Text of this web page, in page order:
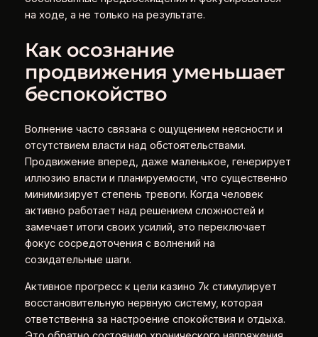
на ходе, а не только на результате.
Как осознание
продвижения уменьшает
беспокойство
Волнение часто связана с ощущением неясности и
отсутствием власти над обстоятельствами.
Продвижение вперед, даже маленькое, генерирует
иллюзию власти и планируемости, что существенно
минимизирует степень тревоги. Когда человек
активно работает над решением сложностей и
замечает итоги своих усилий, это переключает
фокус сосредоточения с волнений на
созидательные шаги.
Активное прогресс к цели казино 7к стимулирует
восстановительную нервную систему, которая
ответственна за настроение спокойствия и отдыха.